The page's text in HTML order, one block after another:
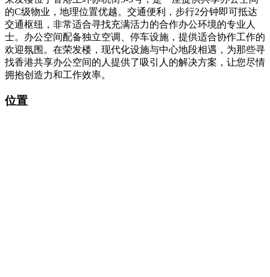
的C级物业，地理位置优越。交通便利，步行2分钟即可抵达
交通枢纽，非常适合寻找充满活力的合作办公环境的专业人
士。办公空间配备独立空调、停车设施，提供适合协作工作的
欢迎氛围。在荣发楼，现代化设施与中心地段相遇，为那些寻
找香港共享办公空间的人提供了吸引人的解决方案，让您尽情
拥抱创造力和工作效率。
位置